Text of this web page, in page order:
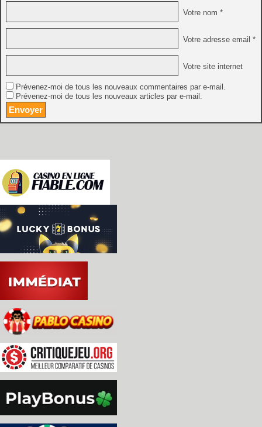
Votre nom *
Votre adresse email *
Votre site internet
Prévenez-moi de tous les nouveaux commentaires par e-mail.
Prévenez-moi de tous les nouveaux articles par e-mail.